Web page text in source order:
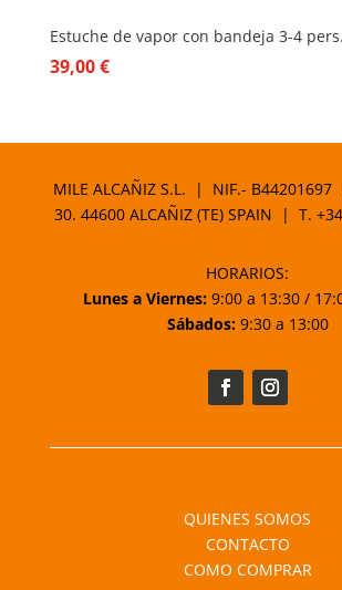
Estuche de vapor con bandeja 3-4 pers.
39,00€
MILE ALCAÑIZ S.L. | NIF.- B44201697
30. 44600 ALCAÑIZ (TE) SPAIN | T.
HORARIOS:
Lunes a Viernes: 9:00 a 13:30 /
Sábados:9:30 a 13:00
QUIENES SOMOS
CONTACTO
COMO COMPRAR